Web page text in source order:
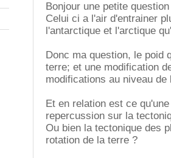
Bonjour une petite
Celui ci a l'air d'entrainer
l'antarctique et l'arctique
Donc ma question, le poid
terre; et une modification
modifications au niveau
Et en relation est ce
repercussion sur la
Ou bien la tectonique des
rotation de la terre ?